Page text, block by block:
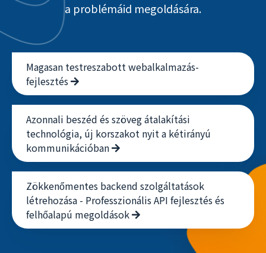
a problémáid megoldására.
Magasan testreszabott webalkalmazás-
fejlesztés
Azonnali beszéd és szöveg átalakítási
technológia, új korszakot nyit a kétirányú
kommunikációban
Zökkenőmentes backend szolgáltatások
létrehozása - Professzionális API fejlesztés és
felhőalapú megoldások